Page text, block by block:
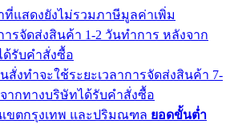
ที่แสดงยังไม่รวมภาษีมูลค่าเพิ่ม
ารจัดส่งสินค้า 1-2 วันทำการ หลังจาก
รับคำสั่งซื้อ
สั่งทำจะใช้ระยะเวลาการจัดส่งสินค้า 7-
ากทางบริษัทได้รับคำสั่งซื้อ
เขตกรุงเทพ และปริมณฑล ยอดขั้นต่ำ